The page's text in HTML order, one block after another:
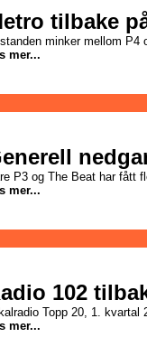
tilbake
minker mellom P4
mer...
P3 og The Beat har fått
mer...
102
Topp 20, 1. kvartal
mer...